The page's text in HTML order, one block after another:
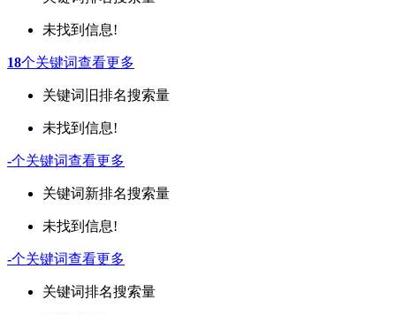
未找到信息!
18个关键词查看更多
关键词 旧排名搜索量
未找到信息!
-个关键词查看更多
关键词新排名搜索量
未找到信息!
-个关键词查看更多
关键词排名搜索量